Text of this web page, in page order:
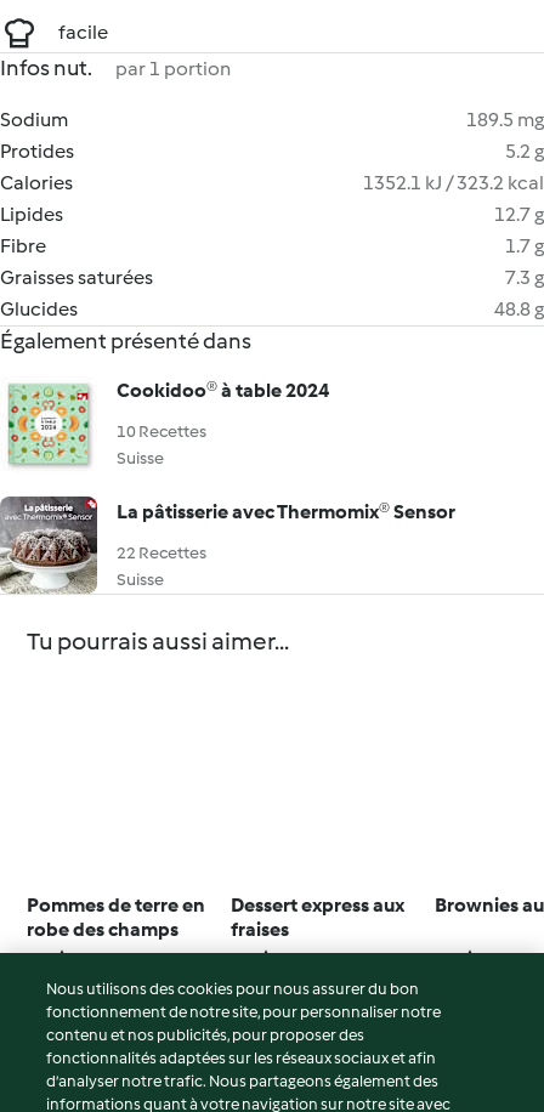
facile
Infos nut. par 1 portion
Sodium
189.5 mg
Protides
5.2 g
Calories
1352.1 kJ / 323.2 kcal
Lipides
12.7 g
Fibre
1.7 g
Graisses saturées
7.3 g
Glucides
48.8 g
Également présenté dans
Cookidoo® à table 2024
10 Recettes
Suisse
La pâtisserie avec Thermomix® Sensor
22 Recettes
Suisse
Tu pourrais aussi aimer...
Pommes de terre en
robe des champs
5.0 (3)
Dessert express aux
fraises
4.3 (35)
Brownies
3.4 (12)
© Copyright 2026
Nous utilisons des cookies pour nous assurer du bon
fonctionnement de notre site, pour personnaliser notre
contenu et nos publicités, pour proposer des
fonctionnalités adaptées sur les réseaux sociaux et afin
d’analyser notre trafic. Nous partageons également des
informations quant à votre navigation sur notre site avec